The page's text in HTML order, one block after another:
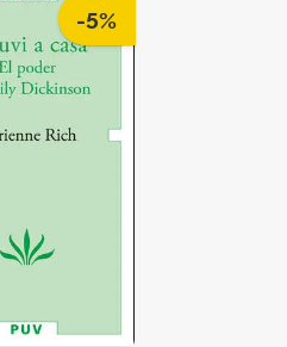
-5%